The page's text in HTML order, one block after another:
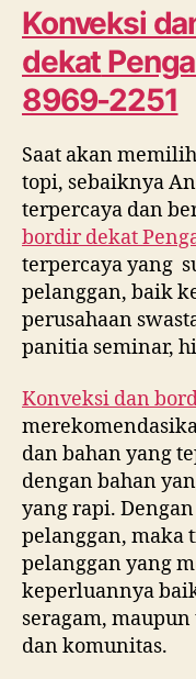
Konveksi
dekat
8969-2251
Saat akan
topi, sebaiknya
terpercaya dan
bordir dekat
terpercaya yang
pelanggan, baik
perusahaan
panitia seminar,
Konveksi dan
dan bahan yang
dengan bahan
yang rapi.
pelanggan, maka
pelanggan yang
keperluannya
seragam,
dan komunitas.